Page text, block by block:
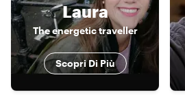
Laura
The energetic traveller
Scopri Di Più